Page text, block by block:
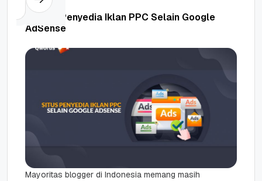
11 Situs Penyedia Iklan PPC Selain Google
AdSense
Mayoritas blogger di Indonesia memang masih